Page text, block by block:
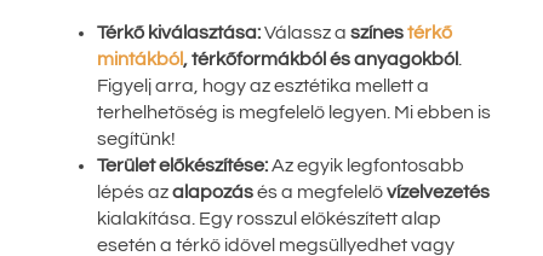
Térkő kiválasztása:Válassz a színestérkő
mintákból, térkőformákból és anyagokból
Figyelj arra, hogy az esztétika mellett a
terhelhetőség is megfelelő legyen. Mi ebben is
segítünk!
Terület előkészítése:Az egyik legfontosabb
lépés azalapozásés a megfelelővízelvezetés
kialakítása. Egy rosszul előkészített alap
esetén a térkő idővel megsüllyedhet vagy